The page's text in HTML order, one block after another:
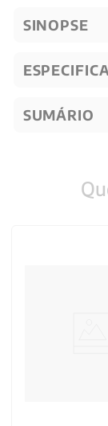
SINOPSE
SUMÁRIO